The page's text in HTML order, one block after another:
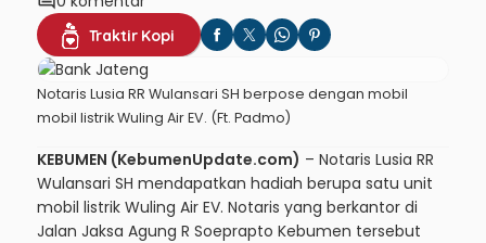
Traktir Kopi
Notaris Lusia RR Wulansari SH berpose dengan mobil
mobil listrik Wuling Air EV. (Ft. Padmo)
KEBUMEN (KebumenUpdate.com) – Notaris Lusia RR
Wulansari SH mendapatkan hadiah berupa satu unit
mobil listrik Wuling Air EV. Notaris yang berkantor di
Jalan Jaksa Agung R Soeprapto Kebumen tersebut